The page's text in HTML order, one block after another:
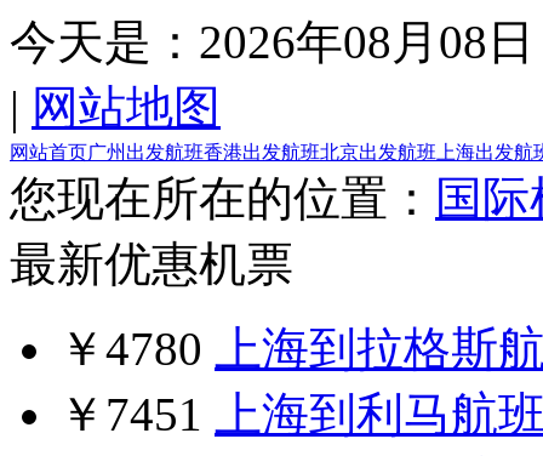
今天是： 2026年08月08日
| 网站地图
网站首页广州出发航班香港出发航班北京出发航班 上海出发航
您现在所在的位置： 国
最新优惠机票
￥4780
上海到拉格斯
￥7451
上海到利马航